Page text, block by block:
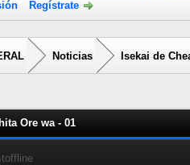
Regístrate
Noticias Isekai de
Ore wa - 01